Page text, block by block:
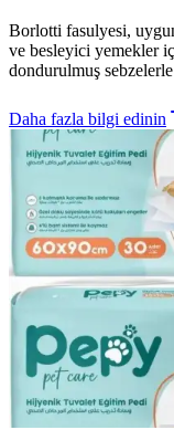
Borlotti fasulyesi,
ve besleyici yemekler
dondurulmuş
Daha fazla bilgi edinin